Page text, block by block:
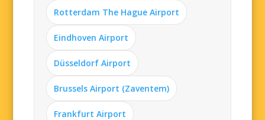
Rotterdam The Hague Airport
Eindhoven Airport
Düsseldorf Airport
Brussels Airport (Zaventem)
Frankfurt Airport